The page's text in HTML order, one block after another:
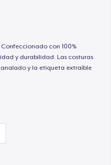
con 100%
y durabilidad. Las costuras
y la etiqueta extraíble